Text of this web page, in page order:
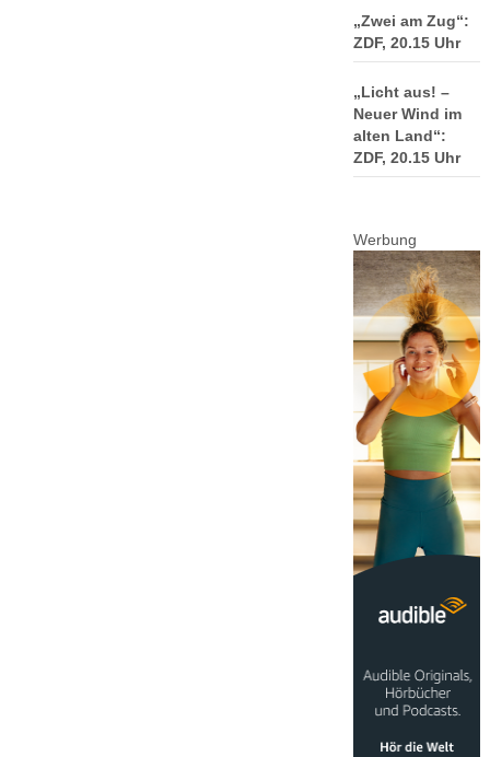
„Zwei am Zug“:
ZDF, 20.15 Uhr
„Licht aus! –
Neuer Wind im
alten Land“:
ZDF, 20.15 Uhr
Werbung